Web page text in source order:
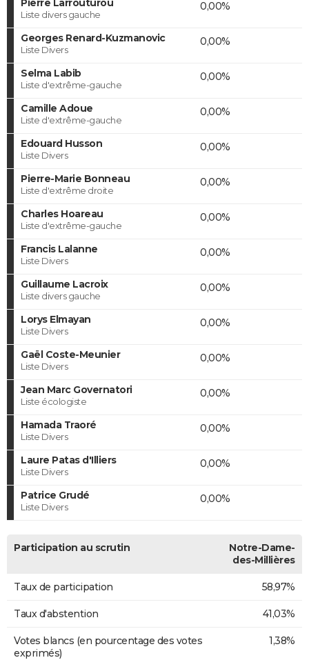
Pierre Larrouturou
Liste divers gauche
0,00%
Georges Renard-Kuzmanovic
Liste Divers
0,00%
Selma Labib
Liste d'extrême-gauche
0,00%
Camille Adoue
Liste d'extrême-gauche
0,00%
Edouard Husson
Liste Divers
0,00%
Pierre-Marie Bonneau
Liste d'extrême droite
0,00%
Charles Hoareau
Liste d'extrême-gauche
0,00%
Francis Lalanne
Liste Divers
0,00%
Guillaume Lacroix
Liste divers gauche
0,00%
Lorys Elmayan
Liste Divers
0,00%
Gaël Coste-Meunier
Liste Divers
0,00%
Jean Marc Governatori
Liste écologiste
0,00%
Hamada Traoré
Liste Divers
0,00%
Laure Patas d'Illiers
Liste Divers
0,00%
Patrice Grudé
Liste Divers
0,00%
Participation au scrutin
Notre-Dame-
des-Millières
Taux de participation 58,97%
Taux d'abstention 41,03%
Votes blancs (en pourcentage des votes
exprimés)
1,38%